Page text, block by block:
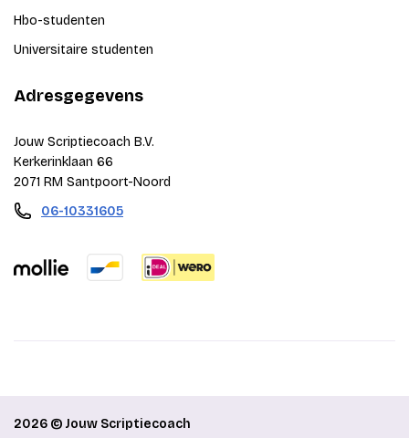
Hbo-studenten
Universitaire studenten
Adresgegevens
Jouw Scriptiecoach B.V.
Kerkerinklaan 66
2071 RM Santpoort-Noord
06-10331605
2026 © Jouw Scriptiecoach